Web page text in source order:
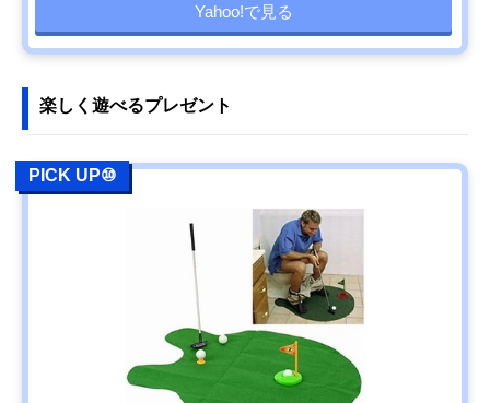
Yahoo!で見る
楽しく遊べるプレゼント
PICK UP⑩